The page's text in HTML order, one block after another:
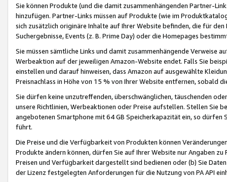
Sie können Produkte (und die damit zusammenhängenden Partner-
hinzufügen. Partner-Links müssen auf Produkte (wie im
sich zusätzlich originäre Inhalte auf Ihrer Website befinden, die für
Suchergebnisse, Events (z. B. Prime Day) oder die Homepages
Sie müssen sämtliche Links und damit zusammenhängende
Werbeaktion auf der jeweiligen Amazon-Website endet. Falls Sie
einstellen und darauf hinweisen, dass Amazon auf ausgewählte
Preisnachlass in Höhe von 15 % von Ihrer Website entfernen, sobald
Sie dürfen keine unzutreffenden, überschwänglichen, täuschenden
unsere Richtlinien, Werbeaktionen oder Preise aufstellen. Stellen Sie
angebotenen Smartphone mit 64 GB Speicherkapazität ein, so dürfen
führt.
Die Preise und die Verfügbarkeit von Produkten können
Produkte ändern können, dürfen Sie auf Ihrer Website nur Angaben
Preisen und Verfügbarkeit dargestellt sind bedienen oder (b) Sie
der Lizenz festgelegten Anforderungen für die Nutzung von PA API